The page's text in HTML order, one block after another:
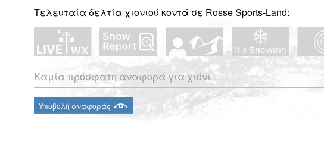
Τελευταία δελτία χιονιού κοντά σε Rosse Sports-Land:
Καμία πρόσφατη αναφορά για χιόνι
Υποβολή αναφοράς